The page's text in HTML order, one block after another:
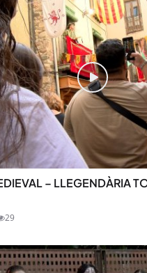
– LLEGENDÀRIA
29